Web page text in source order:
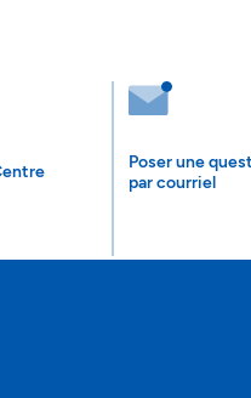
Poser une
par courriel